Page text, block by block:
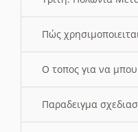
Πώς
O τοπος για να
Παραδειγμα